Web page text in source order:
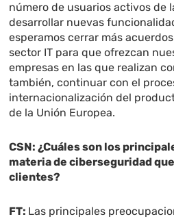
número de usuarios activos de
desarrollar nuevas
esperamos cerrar más
sector IT para que ofrezcan
empresas en las que realizan
también, continuar con el
internacionalización del
de la Unión Europea.
CSN:¿Cuáles son los
materia de ciberseguridad
clientes?
FT: Las principales